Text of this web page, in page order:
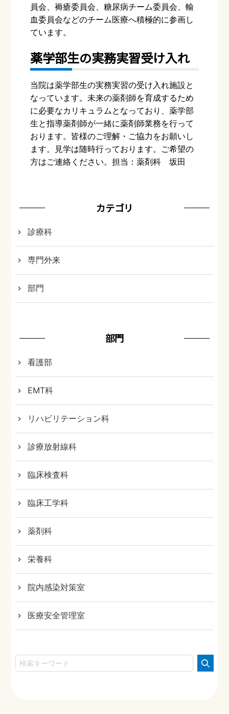
員会、褥瘡委員会、糖尿病チーム委員会、輸
血委員会などのチーム医療へ積極的に参画し
ています。
薬学部生の実務実習受け入れ
当院は薬学部生の実務実習の受け入れ施設と
なっています。未来の薬剤師を育成するため
に必要なカリキュラムとなっており、薬学部
生と指導薬剤師が一緒に薬剤師業務を行って
おります。皆様のご理解・ご協力をお願いし
ます。見学は随時行っております。ご希望の
方はご連絡ください。担当：薬剤科 坂田
カテゴリ
診療科
専門外来
部門
部門
看護部
EMT科
リハビリテーション科
診療放射線科
臨床検査科
臨床工学科
薬剤科
栄養科
院内感染対策室
医療安全管理室